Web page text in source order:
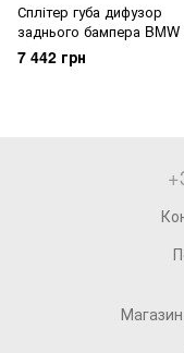
Сплітер губа дифузор
заднього бампера BMW
Series G11 G12 (2019-
7 442 грн
Магазин